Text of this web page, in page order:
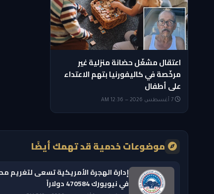
اعتقال مشغّل حضانة منزلية غير
مرخّصة في كاليفورنيا بتهم الاعتداء
على أطفال
موضوعات خدمية قد تهمك أيضًا
إدارة الهجرة الأمريكية تسعى لتغريم
في نيويورك 470584 دولاراً